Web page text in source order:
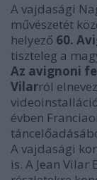
A vajdasági
művészetét
helyező 60.
tiszteleg a
Az avignoni
Vilarról
évben
A vajdasági
is. A Jean